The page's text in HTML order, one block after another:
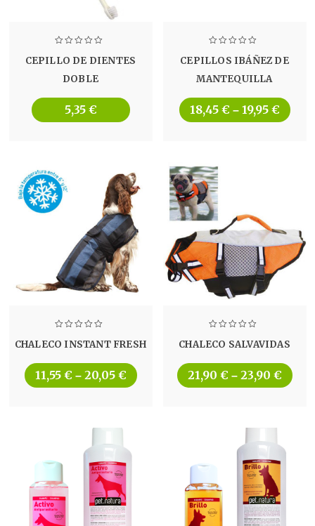
CEPILLO DE DIENTES
DOBLE
5,35 €
CEPILLOS IBÁÑEZ DE
MANTEQUILLA
18,45 € – 19,95 €
CHALECO INSTANT FRESH
11,55 € – 20,05 €
CHALECO SALVAVIDAS
21,90 € – 23,90 €